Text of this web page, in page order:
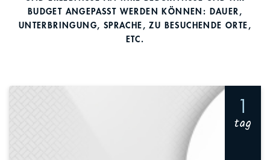
BUDGET ANGEPASST WERDEN KÖNNEN: DAUER,
UNTERBRINGUNG, SPRACHE, ZU BESUCHENDE ORTE,
ETC.
1
tag